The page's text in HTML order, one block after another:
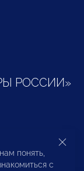
РОССИИ»
и
понять,
с